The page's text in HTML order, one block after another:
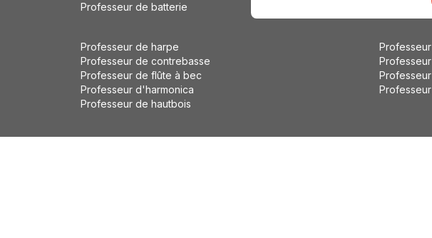
Professeur de batterie
Professeur de harpe
Professeur de contrebasse
Professeur de flûte à bec
Professeur d'harmonica
Professeur de hautbois